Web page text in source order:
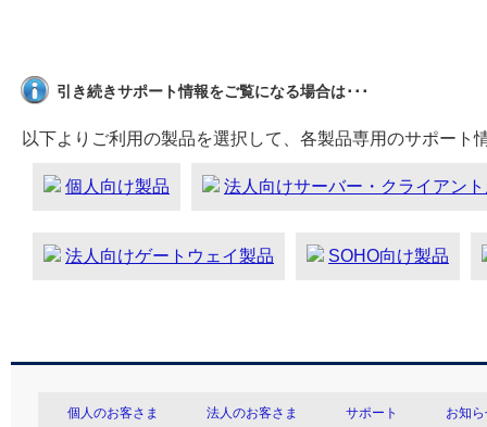
引き続きサポート情報をご覧になる場合は･･･
以下よりご利用の製品を選択して、各製品専用のサポート
個人向け製品 法人向けサーバー・クライアン
法人向けゲートウェイ製品 SOHO向け製品
個人のお客さま 法人のお客さま サポート お知